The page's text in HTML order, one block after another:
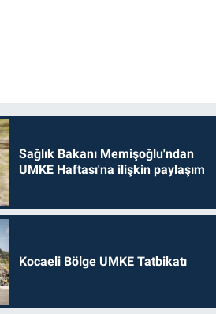
Sağlık Bakanı Memişoğlu'ndan
UMKE Haftası'na ilişkin paylaşım
Kocaeli Bölge UMKE Tatbikatı